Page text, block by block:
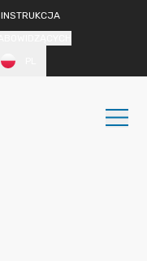
INSTRUKCJA